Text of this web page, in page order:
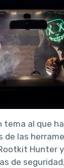
tema al que
de las
Hunter
de